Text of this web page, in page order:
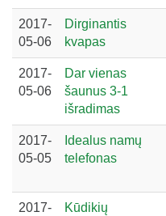
2017-
05-06
Dirginantis
kvapas
2017-
05-06
Dar vienas
šaunus 3-1
išradimas
2017-
05-05
Idealus namų
telefonas
2017-
Kūdikių